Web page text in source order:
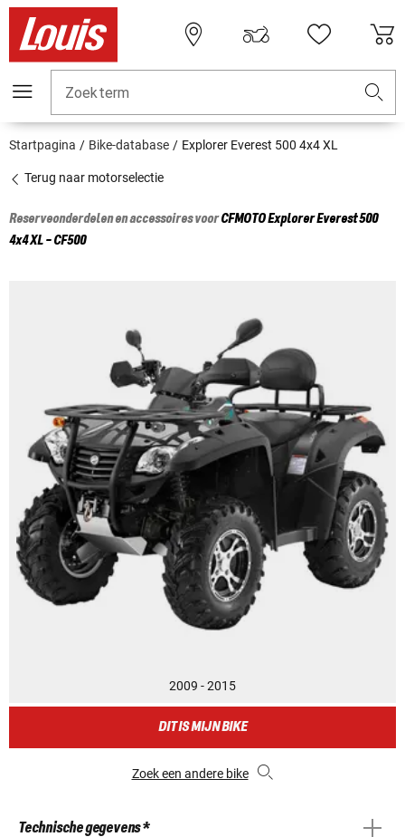
Zoekterm
Startpagina Bike-database Explorer Everest 500 4x4 XL
Terug naar motorselectie
Reserveonderdelen en accessoires voorCFMOTOExplorer Everest 500
4x4 XL - CF500
2009 - 2015
DIT IS MIJN BIKE
Zoek een andere bike
Technische gegevens *